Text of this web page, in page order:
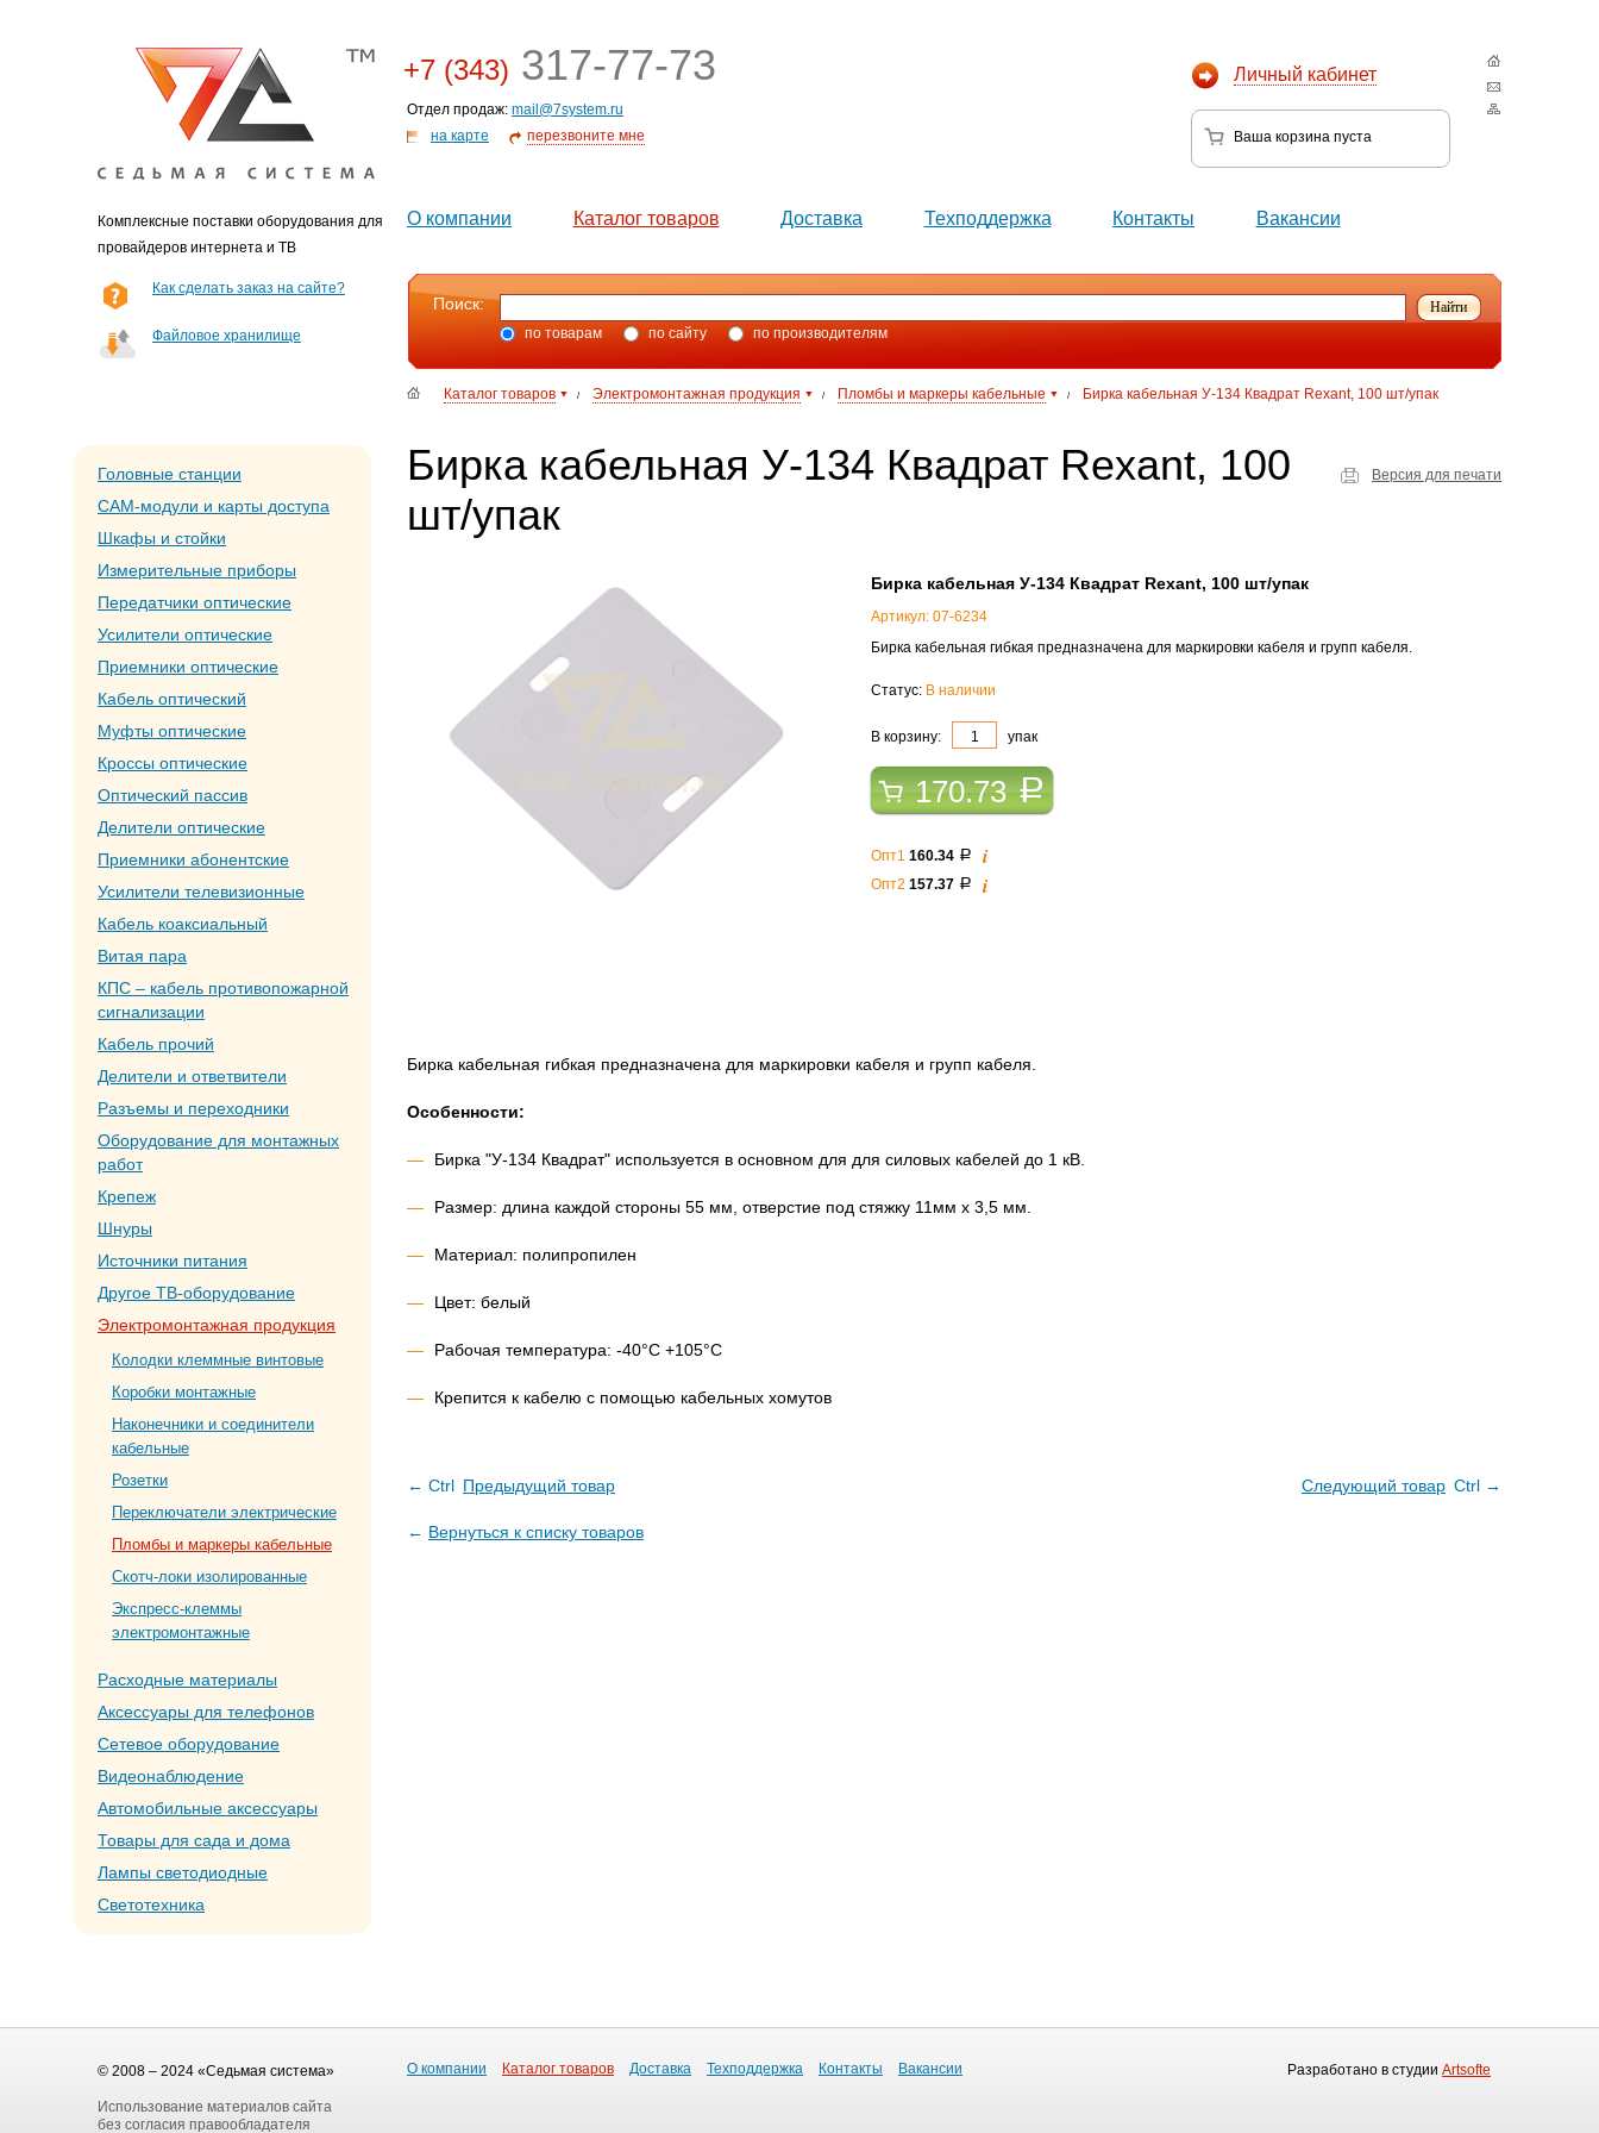
Комплексные поставки оборудования для
провайдеров интернета и ТВ
Личный кабинет
Ваша корзина пуста
+7 (343) 317-77-73
Отдел продаж: mail@7system.ru
на карте
перезвоните мне
О компании Каталог товаров Доставка Техподдержка Контакты Вакансии
Как сделать заказ на сайте?
Файловое хранилище
Поиск:
по товарам по сайту по производителям
Каталог товаров / Электромонтажная продукция / Пломбы и маркеры кабельные / Бирка кабельная У-134 Квадрат Rexant, 100 шт/упак
Головные станции
CAM-модули и карты доступа
Шкафы и стойки
Измерительные приборы
Передатчики оптические
Усилители оптические
Приемники оптические
Кабель оптический
Муфты оптические
Кроссы оптические
Оптический пассив
Делители оптические
Приемники абонентские
Усилители телевизионные
Кабель коаксиальный
Витая пара
КПС – кабель противопожарной
сигнализации
Кабель прочий
Делители и ответвители
Разъемы и переходники
Оборудование для монтажных
работ
Крепеж
Шнуры
Источники питания
Другое ТВ-оборудование
Электромонтажная продукция
Колодки клеммные винтовые
Коробки монтажные
Наконечники и соединители
кабельные
Розетки
Переключатели электрические
Пломбы и маркеры кабельные
Скотч-локи изолированные
Экспресс-клеммы
электромонтажные
Расходные материалы
Аксессуары для телефонов
Сетевое оборудование
Видеонаблюдение
Автомобильные аксессуары
Товары для сада и дома
Лампы светодиодные
Светотехника
Версия для печати
Бирка кабельная У-134 Квадрат Rexant, 100
шт/упак
Бирка кабельная У-134 Квадрат Rexant, 100 шт/упак
Артикул: 07-6234
Бирка кабельная гибкая предназначена для маркировки кабеля и групп кабеля.
Статус: В наличии
В корзину: упак
170.73a
Опт1 160.34 a i
Опт2 157.37 a i
Бирка кабельная гибкая предназначена для маркировки кабеля и групп кабеля.
Особенности:
Бирка "У-134 Квадрат" используется в основном для для силовых кабелей до 1 кВ.
Размер: длина каждой стороны 55 мм, отверстие под стяжку 11мм х 3,5 мм.
Материал: полипропилен
Цвет: белый
Рабочая температура: -40°С +105°С
Крепится к кабелю с помощью кабельных хомутов
← Ctrl Предыдущий товар Следующий товар Ctrl →
← Вернуться к списку товаров
© 2008 – 2024 «Седьмая система»
Использование материалов сайта
без согласия правообладателя
Разработано в студии Artsofte
О компании Каталог товаров Доставка Техподдержка Контакты Вакансии